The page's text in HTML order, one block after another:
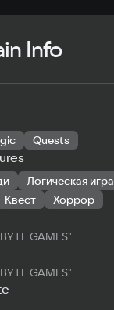
Info
Quests
Логическая игра
Квест Хоррор
GAMES"
GAMES"